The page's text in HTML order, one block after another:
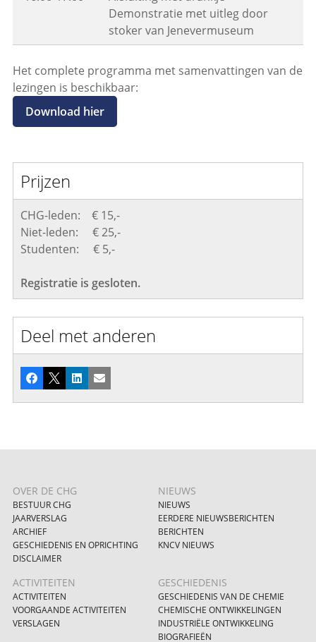
Demonstratie met uitleg door
stoker van Jenevermuseum
Het complete programma met samenvattingen van de
lezingen is beschikbaar:
Download hier
Prijzen
CHG-leden: € 15,-
Niet-leden: € 25,-
Studenten: € 5,-
Registratie is gesloten.
Deel met anderen
Facebook
X LinkedInE-mail
OVER DE CHG
BESTUUR CHG
JAARVERSLAG
ARCHIEF
GESCHIEDENIS EN OPRICHTING
DISCLAIMER
NIEUWS
NIEUWS
EERDERE NIEUWSBERICHTEN
BERICHTEN
KNCV NIEUWS
ACTIVITEITEN
ACTIVITEITEN
VOORGAANDE ACTIVITEITEN
VERSLAGEN
GESCHIEDENIS
GESCHIEDENIS VAN DE CHEMIE
CHEMISCHE ONTWIKKELINGEN
INDUSTRIËLE ONTWIKKELING
BIOGRAFIEËN